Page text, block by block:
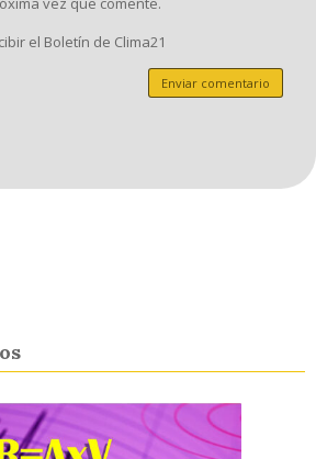
el Boletín de Clima21
Enviar comentario